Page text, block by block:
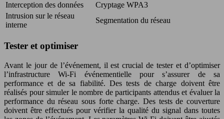
Interception des données
Cryptage WPA3
Intrusion sur le réseau
interne
Segmentation du réseau
Tester et optimiser
Avant le jour de l’événement, il est crucial de tester et d’optimiser
l’infrastructure Wi-Fi événementielle pour s’assurer de sa
performance et de sa fiabilité. Des tests de charge doivent être
réalisés pour simuler le nombre de participants attendus et évaluer la
performance du réseau sous forte charge. Des tests de couverture
doivent être effectués pour vérifier la qualité du signal dans toutes